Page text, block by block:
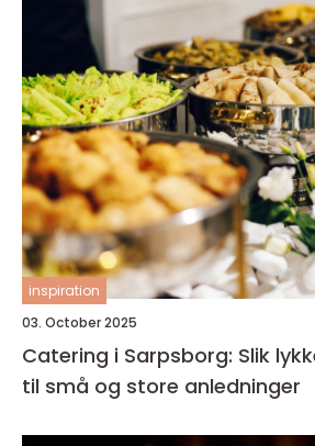
inspiration
03. October 2025
Catering i Sarpsborg: Slik
til små og store anledninger